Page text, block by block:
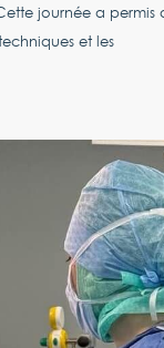
journée a permis
et les